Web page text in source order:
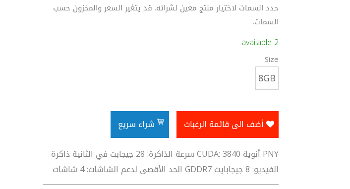
حدد السمات لاختيار منتج معين لشرائه. قد يتغير السعر والمخزون حسب
السمات.
2 available
Size
8GB
شراء سريع
PNY أنوية CUDA: ‎3840 سرعة الذاكرة: ‎28 جيجابت في الثانية ذاكرة
الفيديو: ‎8 جيجابايت GDDR7 الحد الأقصى لدعم الشاشات: ‎4 شاشات